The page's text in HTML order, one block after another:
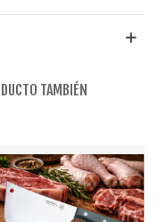
TAMBIÉN